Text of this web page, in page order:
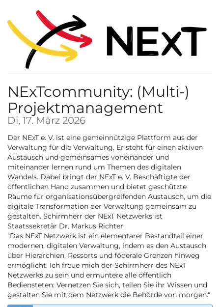
Haupt-
Inhalt
springen
NExTcommunity: (Multi-)
Projektmanagement
Di, 17. März 2026
Der NExT e. V. ist eine gemeinnützige Plattform aus der
Verwaltung für die Verwaltung. Er steht für einen aktiven
Austausch und gemeinsames voneinander und
miteinander lernen rund um Themen des digitalen
Wandels. Dabei bringt der NExT e. V. Beschäftigte der
öffentlichen Hand zusammen und bietet geschützte
Räume für organisationsübergreifenden Austausch, um die
digitale Transformation der Verwaltung gemeinsam zu
gestalten. Schirmherr der NExT Netzwerks ist
Staatssekretär Dr. Markus Richter:
"Das NExT Netzwerk ist ein elementarer Bestandteil einer
modernen, digitalen Verwaltung, indem es den Austausch
über Hierarchien, Ressorts und föderale Grenzen hinweg
ermöglicht. Ich freue mich der Schirmherr des NExT
Netzwerks zu sein und ermuntere alle öffentlich
Bediensteten: Vernetzen Sie sich, teilen Sie ihr Wissen und
gestalten Sie mit dem Netzwerk die Behörde von morgen."